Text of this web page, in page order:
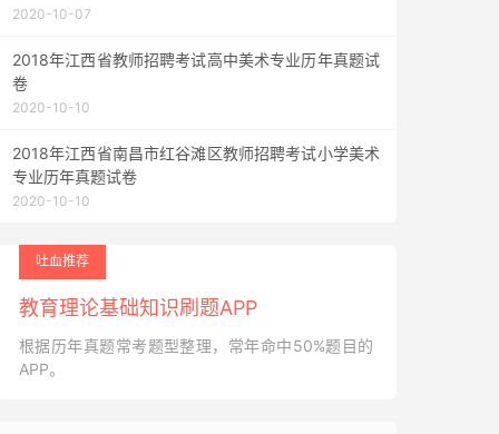
2020-10-07
2018年江西省教师招聘考试高中美术专业历年真题试
卷
2020-10-10
2018年江西省南昌市红谷滩区教师招聘考试小学美术
专业历年真题试卷
2020-10-10
吐血推荐
教育理论基础知识刷题APP
根据历年真题常考题型整理，常年命中50%题目的
APP。